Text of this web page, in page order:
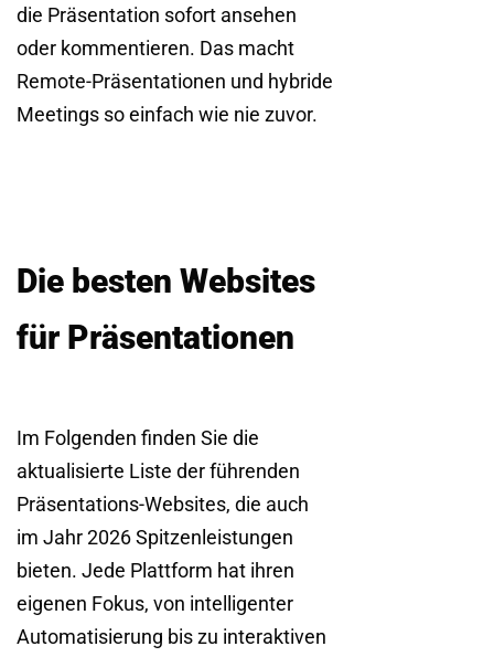
die Präsentation sofort ansehen
oder kommentieren. Das macht
Remote-Präsentationen und hybride
Meetings so einfach wie nie zuvor.
Die besten Websites
für Präsentationen
Im Folgenden finden Sie die
aktualisierte Liste der führenden
Präsentations-Websites, die auch
im Jahr 2026 Spitzenleistungen
bieten. Jede Plattform hat ihren
eigenen Fokus, von intelligenter
Automatisierung bis zu interaktiven